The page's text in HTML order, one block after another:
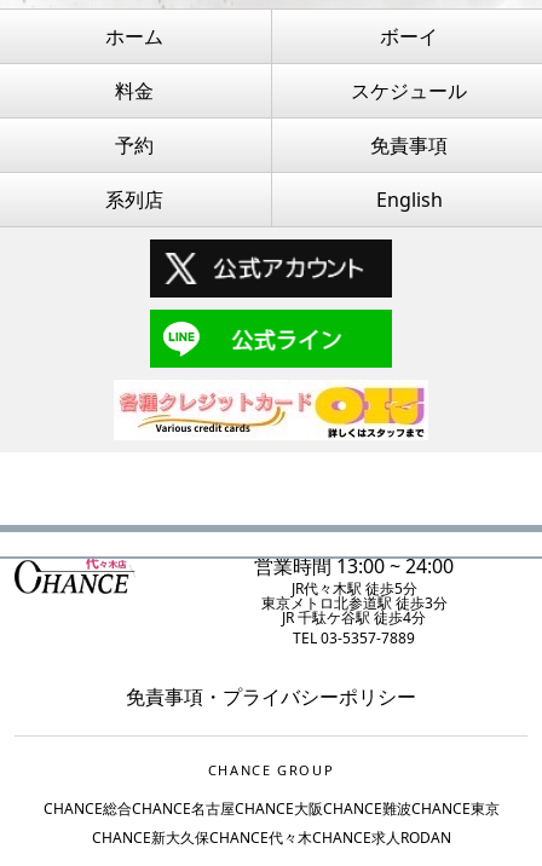
ホーム ボーイ
料金 スケジュール
予約 免責事項
系列店 English
営業時間 13:00 ~ 24:00
JR代々木駅 徒歩5分
東京メトロ北参道駅 徒歩3分
JR 千駄ケ谷駅 徒歩4分
TEL 03-5357-7889
免責事項 ・ プライバシーポリシー
CHANCE GROUP
CHANCE総合CHANCE名古屋CHANCE大阪CHANCE難波CHANCE東京
CHANCE新大久保CHANCE代々木CHANCE求人RODAN